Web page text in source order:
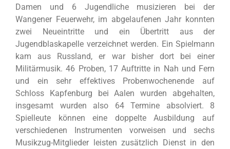
Damen und 6 Jugendliche musizieren bei der
Wangener Feuerwehr, im abgelaufenen Jahr konnten
zwei Neueintritte und ein Übertritt aus der
Jugendblaskapelle verzeichnet werden. Ein Spielmann
kam aus Russland, er war bisher dort bei einer
Militärmusik. 46 Proben, 17 Auftritte in Nah und Fern
und ein sehr effektives Probenwochenende auf
Schloss Kapfenburg bei Aalen wurden abgehalten,
insgesamt wurden also 64 Termine absolviert. 8
Spielleute können eine doppelte Ausbildung auf
verschiedenen Instrumenten vorweisen und sechs
Musikzug-Mitglieder leisten zusätzlich Dienst in den